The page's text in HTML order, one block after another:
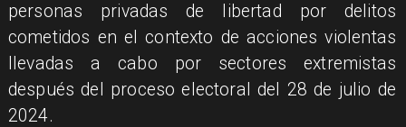
personas privadas de libertad por delitos
cometidos en el contexto de acciones violentas
llevadas a cabo por sectores extremistas
después del proceso electoral del 28 de julio de
2024.